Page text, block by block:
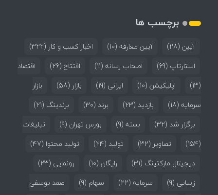
برچسب ها
آیین (28) آیین معارفه (10) اخبار کسب و کار (322)
استارتاپ (69) اصحاب رسانه (11) افتتاح (26)
اقتصاد
(13)
اپلیکیشن (10) ایرانی (19) بازار (58)
بازار
سرمایه (18) بازدید (23) برند (30) برندینگ (21)
برگزار شد (32) بسته (9) بورس تهران (9)
تبلیغات
(154)
تصاویر (32) تولید (24) تولید محتوا (47)
دیجیتال مارکتینگ (31) رایگان (10) رونمایی (23)
زیبایی (9) سرمایه (22) سهام (9)
صمد یوسفی